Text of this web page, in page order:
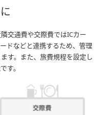
交通費や交際費ではICカー
ドなどと連携するため、管理
す。また、旅費規程を設定し
す。